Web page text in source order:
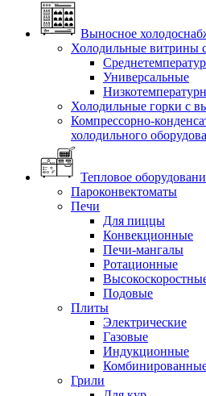
Выносное
Холодильные витрины
Универсальные
Холодильные горки с
Компрессорно-
холодильного
Тепловое
Пароконвектоматы
Печи
Для пиццы
Конвекционные
Печи-мангалы
Ротационные
Подовые
Плиты
Электрические
Газовые
Индукционные
Грили